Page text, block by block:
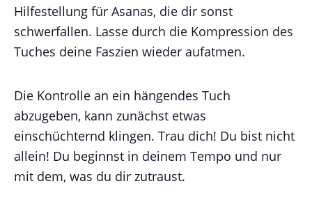
Hilfestellung für Asanas, die dir sonst
schwerfallen. Lasse durch die Kompression des
Tuches deine Faszien wieder aufatmen.
Die Kontrolle an ein hängendes Tuch
abzugeben, kann zunächst etwas
einschüchternd klingen. Trau dich! Du bist nicht
allein! Du beginnst in deinem Tempo und nur
mit dem, was du dir zutraust.